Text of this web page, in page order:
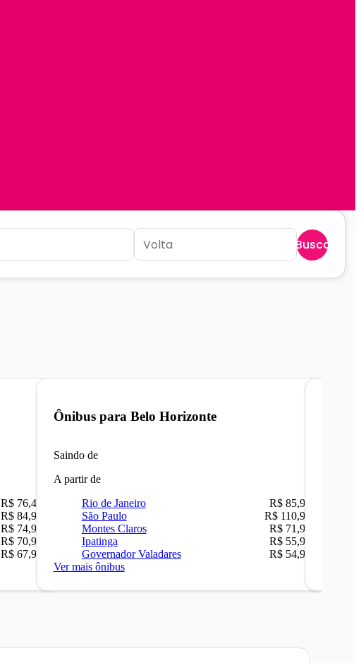
Buscar
R$ 76,42
R$ 84,90
R$ 74,90
R$ 70,90
R$ 67,90
Ônibus para Belo Horizonte
Saindo de
A partir de
Rio de Janeiro
R$ 85,90
São Paulo
R$ 110,90
Montes Claros
R$ 71,90
Ipatinga
R$ 55,90
Governador Valadares
R$ 54,90
Ver mais ônibus